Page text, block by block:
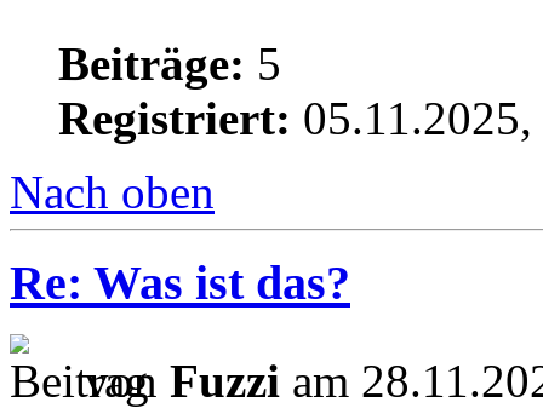
Beiträge: 5
Registriert:
Nach oben
Re: Was ist das?
von Fuzzi am